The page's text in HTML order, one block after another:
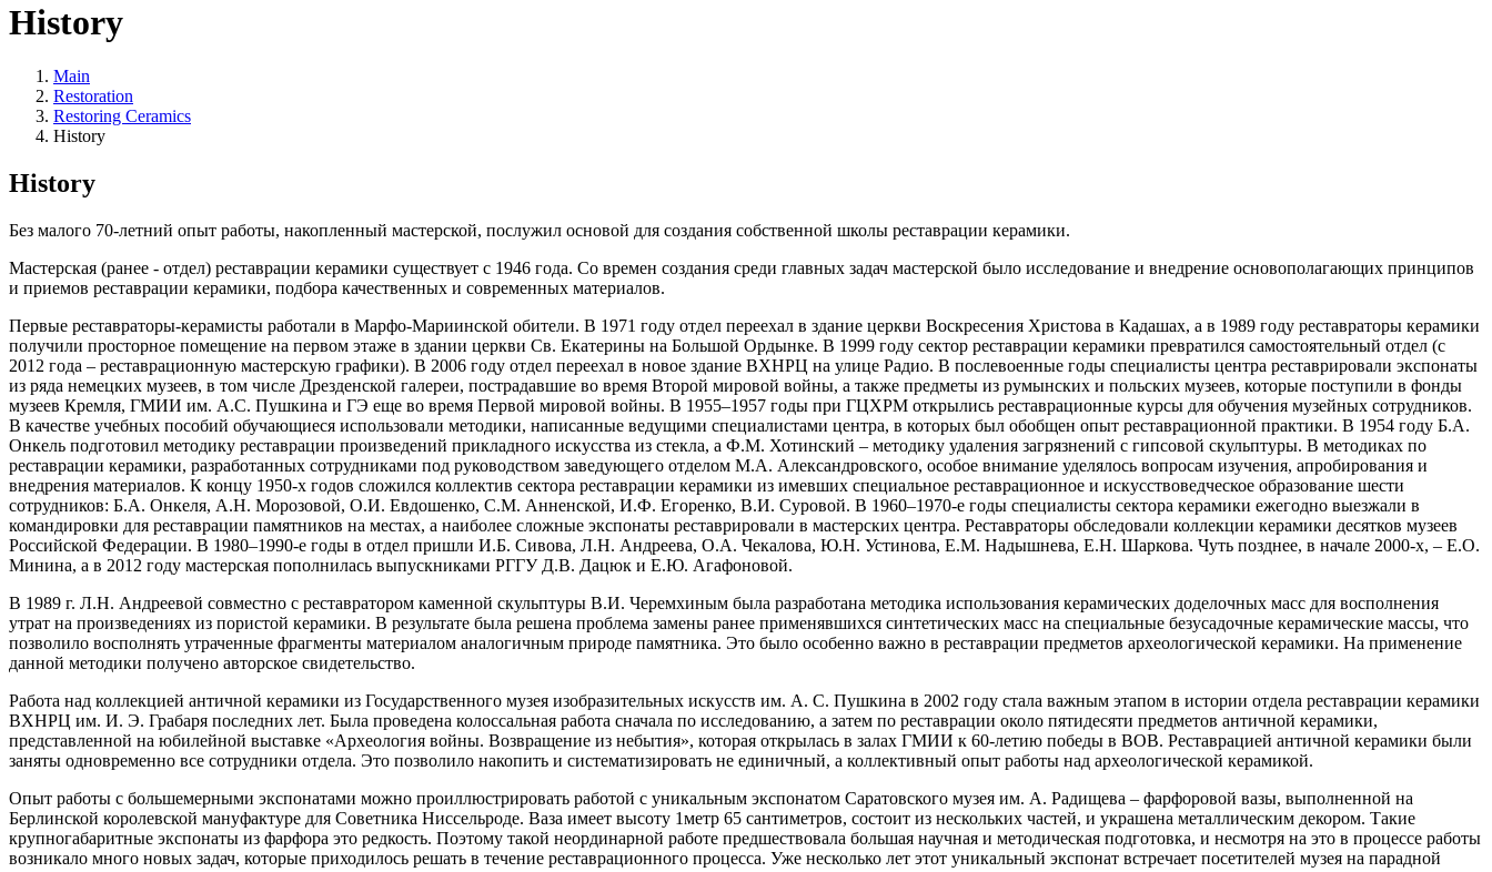
History
Main
Restoration
Restoring Ceramics
History
History
Без малого 70-летний опыт работы, накопленный мастерской, послужил основой для создания собственной школы реставрации керамики.
Мастерская (ранее - отдел) реставрации керамики существует с 1946 года. Со времен создания среди главных задач мастерской было исследование и внедрение основополагающих принципов
и приемов реставрации керамики, подбора качественных и современных материалов.
Первые реставраторы-керамисты работали в Марфо-Мариинской обители. В 1971 году отдел переехал в здание церкви Воскресения Христова в Кадашах, а в 1989 году реставраторы керамики
получили просторное помещение на первом этаже в здании церкви Св. Екатерины на Большой Ордынке. В 1999 году сектор реставрации керамики превратился самостоятельный отдел (с
2012 года – реставрационную мастерскую графики). В 2006 году отдел переехал в новое здание ВХНРЦ на улице Радио. В послевоенные годы специалисты центра реставрировали экспонаты
из ряда немецких музеев, в том числе Дрезденской галереи, пострадавшие во время Второй мировой войны, а также предметы из румынских и польских музеев, которые поступили в фонды
музеев Кремля, ГМИИ им. А.С. Пушкина и ГЭ еще во время Первой мировой войны. В 1955–1957 годы при ГЦХРМ открылись реставрационные курсы для обучения музейных сотрудников.
В качестве учебных пособий обучающиеся использовали методики, написанные ведущими специалистами центра, в которых был обобщен опыт реставрационной практики. В 1954 году Б.А.
Онкель подготовил методику реставрации произведений прикладного искусства из стекла, а Ф.М. Хотинский – методику удаления загрязнений с гипсовой скульптуры. В методиках по
реставрации керамики, разработанных сотрудниками под руководством заведующего отделом М.А. Александровского, особое внимание уделялось вопросам изучения, апробирования и
внедрения материалов. К концу 1950-х годов сложился коллектив сектора реставрации керамики из имевших специальное реставрационное и искусствоведческое образование шести
сотрудников: Б.А. Онкеля, А.Н. Морозовой, О.И. Евдошенко, С.М. Анненской, И.Ф. Егоренко, В.И. Суровой. В 1960–1970-е годы специалисты сектора керамики ежегодно выезжали в
командировки для реставрации памятников на местах, а наиболее сложные экспонаты реставрировали в мастерских центра. Реставраторы обследовали коллекции керамики десятков музеев
Российской Федерации. В 1980–1990-е годы в отдел пришли И.Б. Сивова, Л.Н. Андреева, О.А. Чекалова, Ю.Н. Устинова, Е.М. Надышнева, Е.Н. Шаркова. Чуть позднее, в начале 2000-х, – Е.О.
Минина, а в 2012 году мастерская пополнилась выпускниками РГГУ Д.В. Дацюк и Е.Ю. Агафоновой.
В 1989 г. Л.Н. Андреевой совместно с реставратором каменной скульптуры В.И. Черемхиным была разработана методика использования керамических доделочных масс для восполнения
утрат на произведениях из пористой керамики. В результате была решена проблема замены ранее применявшихся синтетических масс на специальные безусадочные керамические массы, что
позволило восполнять утраченные фрагменты материалом аналогичным природе памятника. Это было особенно важно в реставрации предметов археологической керамики. На применение
данной методики получено авторское свидетельство.
Работа над коллекцией античной керамики из Государственного музея изобразительных искусств им. А. С. Пушкина в 2002 году стала важным этапом в истории отдела реставрации керамики
ВХНРЦ им. И. Э. Грабаря последних лет. Была проведена колоссальная работа сначала по исследованию, а затем по реставрации около пятидесяти предметов античной керамики,
представленной на юбилейной выставке «Археология войны. Возвращение из небытия», которая открылась в залах ГМИИ к 60-летию победы в ВОВ. Реставрацией античной керамики были
заняты одновременно все сотрудники отдела. Это позволило накопить и систематизировать не единичный, а коллективный опыт работы над археологической керамикой.
Опыт работы с большемерными экспонатами можно проиллюстрировать работой с уникальным экспонатом Саратовского музея им. А. Радищева – фарфоровой вазы, выполненной на
Берлинской королевской мануфактуре для Советника Ниссельроде. Ваза имеет высоту 1метр 65 сантиметров, состоит из нескольких частей, и украшена металлическим декором. Такие
крупногабаритные экспонаты из фарфора это редкость. Поэтому такой неординарной работе предшествовала большая научная и методическая подготовка, и несмотря на это в процессе работы
возникало много новых задач, которые приходилось решать в течение реставрационного процесса. Уже несколько лет этот уникальный экспонат встречает посетителей музея на парадной